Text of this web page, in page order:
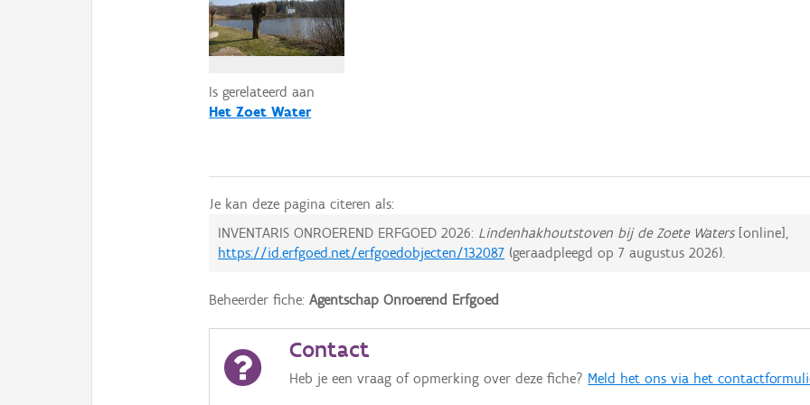
Is gerelateerd aan
Het Zoet Water
Je kan deze pagina citeren als:
INVENTARIS ONROEREND ERFGOED 2026: Lindenhakhoutstoven bij de Zoete Waters[online],
https://id.erfgoed.net/erfgoedobjecten/132087 (geraadpleegd op7 augustus 2026).
Beheerder fiche:Agentschap Onroerend Erfgoed
Contact
Heb je een vraag of opmerking over deze fiche? Meld het ons via het